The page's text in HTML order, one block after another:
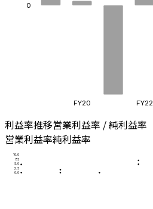
0
FY20 FY22
利益率推移営業利益率 / 純利益率
営業利益率純利益率
0.0
2.5
5.0
7.5
10.0